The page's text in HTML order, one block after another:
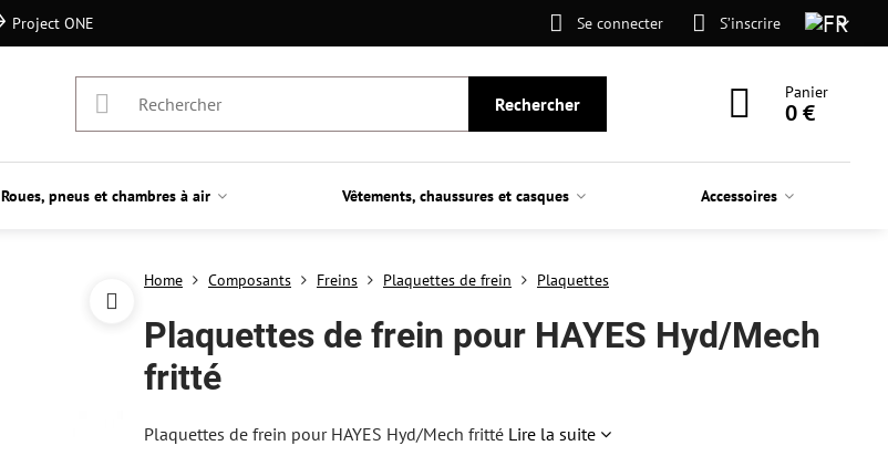
Project ONE Se connecter S’inscrire
Rechercher
Panier
0 €
Roues, pneus et chambres à air Vêtements, chaussures et casques Accessoires
Home Composants Freins Plaquettes de frein Plaquettes
Plaquettes de frein pour HAYES Hyd/Mech
fritté
Plaquettes de frein pour HAYES Hyd/Mech fritté Lire la suite